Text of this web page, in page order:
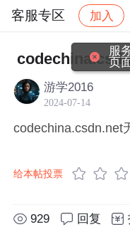
客服专区 加入
客服专区
游学2016
2024-07-14
codechina.csdn.net
给本帖投票
929 回复
服
页